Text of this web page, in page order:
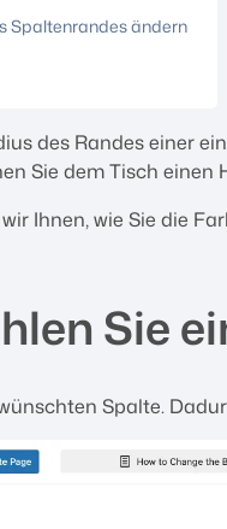
Spaltenrandes ändern
des Randes einer
Sie dem Tisch
Ihnen, wie Sie die
Sie
Spalte.